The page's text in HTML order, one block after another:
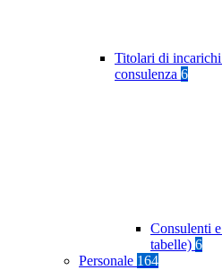
Titolari di
consulenza 6
Consulenti
tabelle) 6
Personale 164